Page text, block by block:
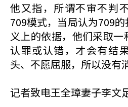
他又指，所谓不审不判
709模式，当局认为709
义上的依据，他们采取
认罪或认错，才会有结
头、不愿屈服，所以没有
记者致电王全璋妻子李文